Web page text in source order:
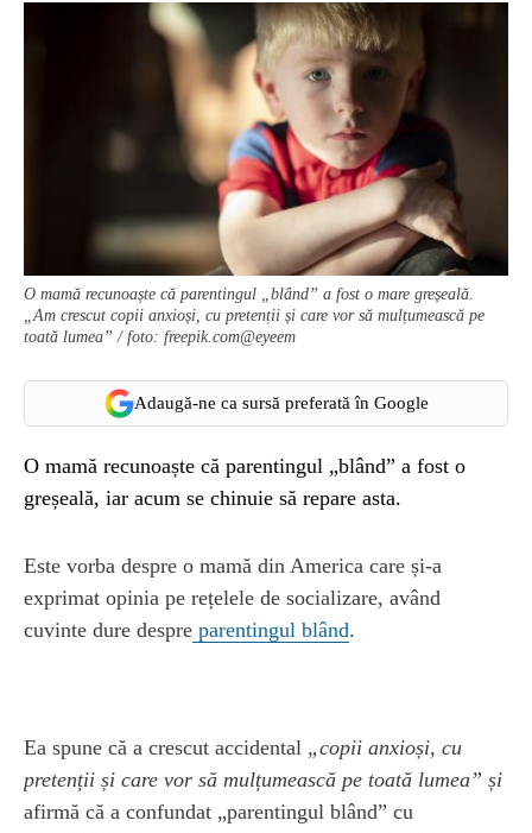
O mamă recunoaște că parentingul „blând” a fost o mare greșeală.
„Am crescut copii anxioși, cu pretenții și care vor să mulțumească pe
toată lumea” / foto: freepik.com@eyeem
Adaugă-ne ca sursă preferată în Google
O mamă recunoaște că parentingul „blând” a fost o
greșeală, iar acum se chinuie să repare asta.
Este vorba despre o mamă din America care și-a
exprimat opinia pe rețelele de socializare, având
cuvinte dure despre parentingul blând.
Ea spune că a crescut accidental „copii anxioși, cu
pretenții și care vor să mulțumească pe toată lumea” și
afirmă că a confundat „parentingul blând” cu